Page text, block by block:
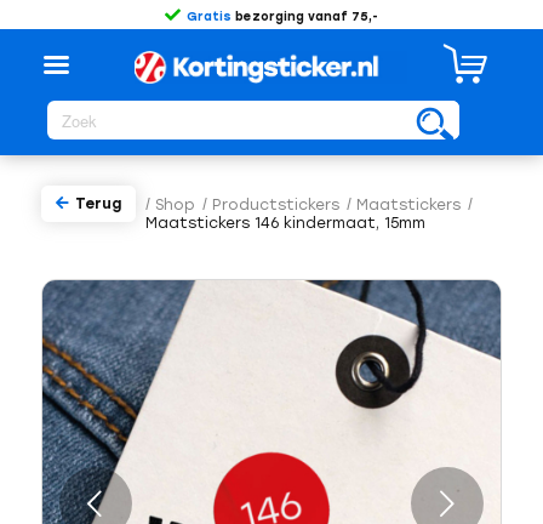
Gratis bezorging vanaf 75,-
/ Shop / Productstickers / Maatstickers /
Maatstickers 146 kindermaat, 15mm
Terug
Volgende